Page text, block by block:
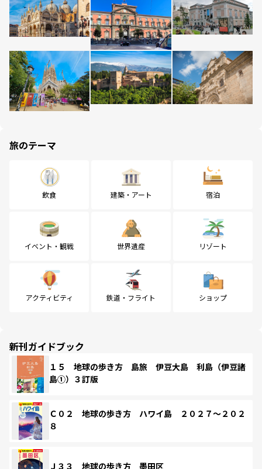
旅のテーマ
飲食 建築・アート 宿泊
イベント・観戦 世界遺産 リゾート
アクティビティ 鉄道・フライト ショップ
新刊ガイドブック
１５ 地球の歩き方 島旅 伊豆大島 利島（伊豆諸
島①）３訂版
Ｃ０２ 地球の歩き方 ハワイ島 ２０２７～２０２
８
Ｊ３３ 地球の歩き方 墨田区